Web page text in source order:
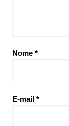
Nome *
E-mail *